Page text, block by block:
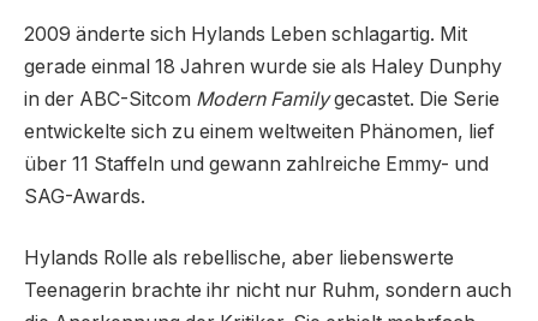
2009 änderte sich Hylands Leben schlagartig. Mit
gerade einmal 18 Jahren wurde sie als Haley Dunphy
in der ABC-Sitcom Modern Familygecastet. Die Serie
entwickelte sich zu einem weltweiten Phänomen, lief
über 11 Staffeln und gewann zahlreiche Emmy- und
SAG-Awards.
Hylands Rolle als rebellische, aber liebenswerte
Teenagerin brachte ihr nicht nur Ruhm, sondern auch